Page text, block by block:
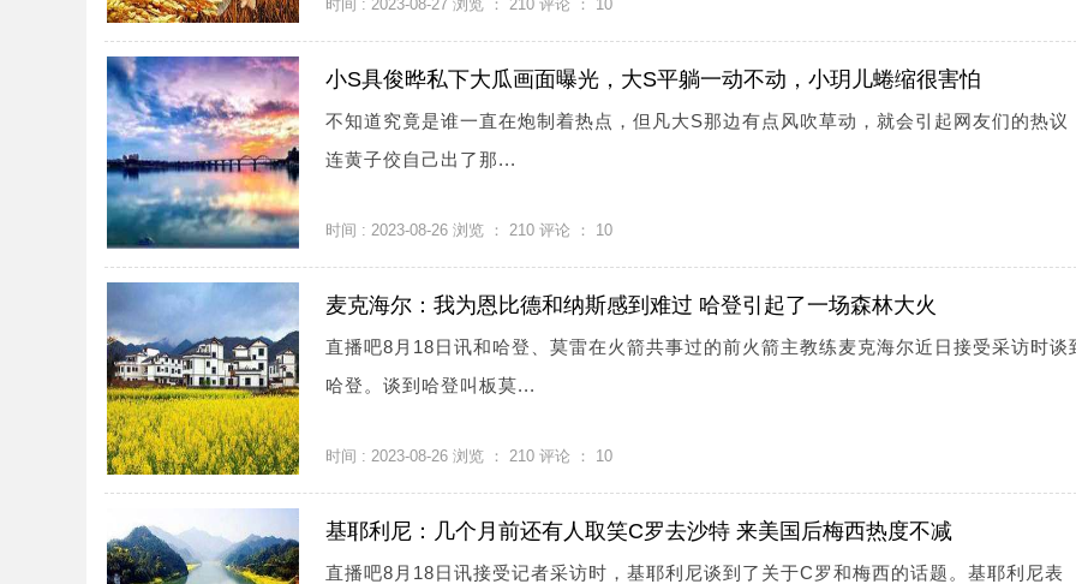
时间 : 2023-08-27 浏览 ： 210 评论 ： 10
小S具俊晔私下大瓜画面曝光，大S平躺一动不动，小玥儿蜷缩很害怕
不知道究竟是谁一直在炮制着热点，但凡大S那边有点风吹草动，就会引起网友们的热议
连黄子佼自己出了那...
时间 : 2023-08-26 浏览 ： 210 评论 ： 10
麦克海尔：我为恩比德和纳斯感到难过 哈登引起了一场森林大火
直播吧8月18日讯和哈登、莫雷在火箭共事过的前火箭主教练麦克海尔近日接受采访时谈
哈登。谈到哈登叫板莫...
时间 : 2023-08-26 浏览 ： 210 评论 ： 10
基耶利尼：几个月前还有人取笑C罗去沙特 来美国后梅西热度不减
直播吧8月18日讯接受记者采访时，基耶利尼谈到了关于C罗和梅西的话题。基耶利尼表